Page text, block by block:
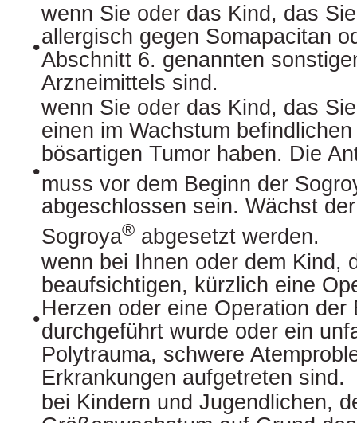
•
wenn Sie oder das Kind, das
allergisch gegen Somapacitan
Abschnitt 6. genannten
Arzneimittels sind.
•
wenn Sie oder das Kind, das
einen im Wachstum
bösartigen Tumor haben. Die
muss vor dem Beginn der
abgeschlossen sein. Wächst
Sogroya® abgesetzt werden.
•
wenn bei Ihnen oder dem Kind,
beaufsichtigen, kürzlich eine
Herzen oder eine Operation der
durchgeführt wurde oder ein
Polytrauma, schwere
Erkrankungen aufgetreten sind.
bei Kindern und Jugendlichen,